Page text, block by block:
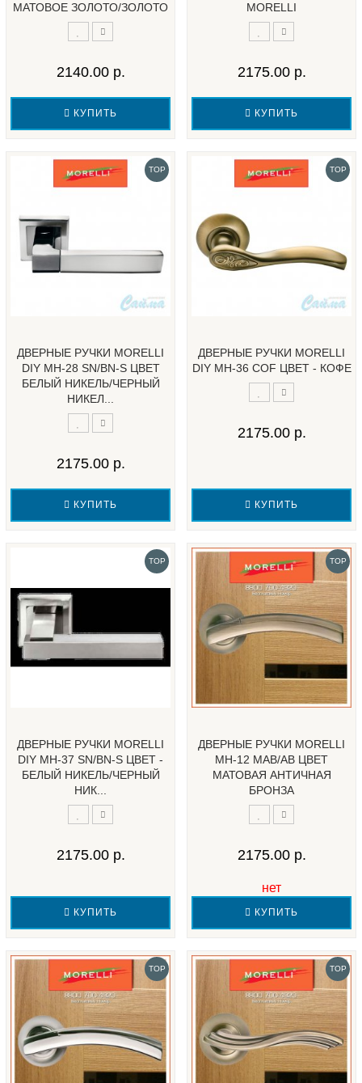
МАТОВОЕ ЗОЛОТО/ЗОЛОТО
2140.00 р.
КУПИТЬ
MORELLI
2175.00 р.
КУПИТЬ
TOP
ДВЕРНЫЕ РУЧКИ MORELLI
DIY MH-28 SN/BN-S ЦВЕТ
БЕЛЫЙ НИКЕЛЬ/ЧЕРНЫЙ
НИКЕЛ...
2175.00 р.
КУПИТЬ
TOP
ДВЕРНЫЕ РУЧКИ MORELLI
DIY MH-36 COF ЦВЕТ - КОФЕ
2175.00 р.
КУПИТЬ
TOP
ДВЕРНЫЕ РУЧКИ MORELLI
DIY MH-37 SN/BN-S ЦВЕТ -
БЕЛЫЙ НИКЕЛЬ/ЧЕРНЫЙ
НИК...
2175.00 р.
КУПИТЬ
TOP
ДВЕРНЫЕ РУЧКИ MORELLI
MH-12 MAB/AB ЦВЕТ
МАТОВАЯ АНТИЧНАЯ
БРОНЗА
2175.00 р.
нет
КУПИТЬ
TOP TOP